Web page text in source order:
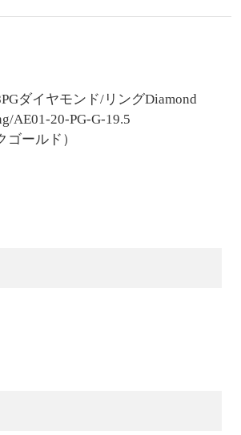
ダイヤモンド/リングDiamond
AE01-20-PG-G-19.5
ールド）